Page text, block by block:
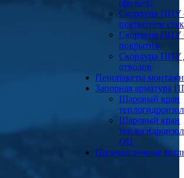
(фольга)
Скорлупа ППУ
покрытием
Скорлупа ППУ
покрытия
Скорлупа ППУ
отводов
Пенопакеты
Запорная арматура
Шаровый кран
Шаровый кран
ОЦ
Промышленные